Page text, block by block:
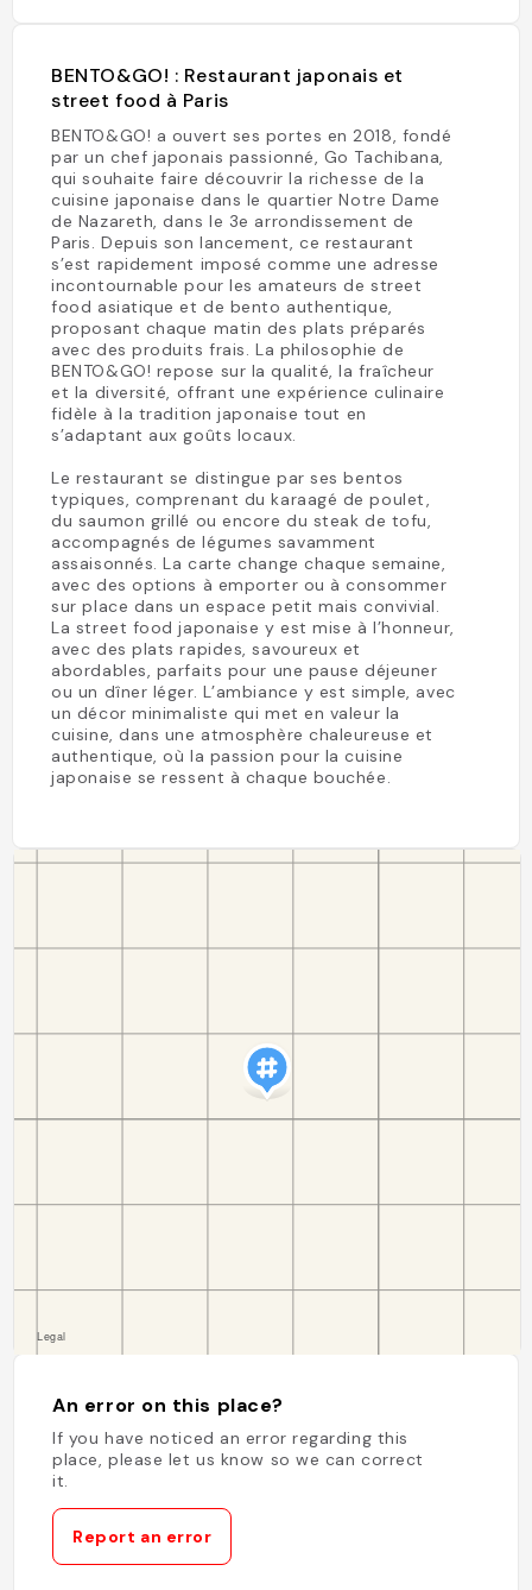
BENTO&GO! : Restaurant japonais et
street food à Paris
BENTO&GO! a ouvert ses portes en 2018, fondé
par un chef japonais passionné, Go Tachibana,
qui souhaite faire découvrir la richesse de la
cuisine japonaise dans le quartier Notre Dame
de Nazareth, dans le 3e arrondissement de
Paris. Depuis son lancement, ce restaurant
s’est rapidement imposé comme une adresse
incontournable pour les amateurs de street
food asiatique et de bento authentique,
proposant chaque matin des plats préparés
avec des produits frais. La philosophie de
BENTO&GO! repose sur la qualité, la fraîcheur
et la diversité, offrant une expérience culinaire
fidèle à la tradition japonaise tout en
s’adaptant aux goûts locaux.
Le restaurant se distingue par ses bentos
typiques, comprenant du karaagé de poulet,
du saumon grillé ou encore du steak de tofu,
accompagnés de légumes savamment
assaisonnés. La carte change chaque semaine,
avec des options à emporter ou à consommer
sur place dans un espace petit mais convivial.
La street food japonaise y est mise à l’honneur,
avec des plats rapides, savoureux et
abordables, parfaits pour une pause déjeuner
ou un dîner léger. L’ambiance y est simple, avec
un décor minimaliste qui met en valeur la
cuisine, dans une atmosphère chaleureuse et
authentique, où la passion pour la cuisine
japonaise se ressent à chaque bouchée.
An error on this place?
If you have noticed an error regarding this
place, please let us know so we can correct
it.
Report an error